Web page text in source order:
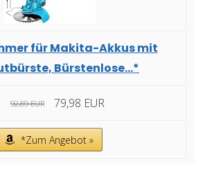
für Makita-Akkus mit
Bürstenlose...*
92,89 EUR 79,98 EUR
*Zum Angebot »